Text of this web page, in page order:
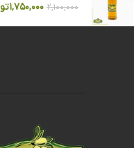
۲,۱۰۰,۰۰۰ ۱,۷۵۰,۰۰۰